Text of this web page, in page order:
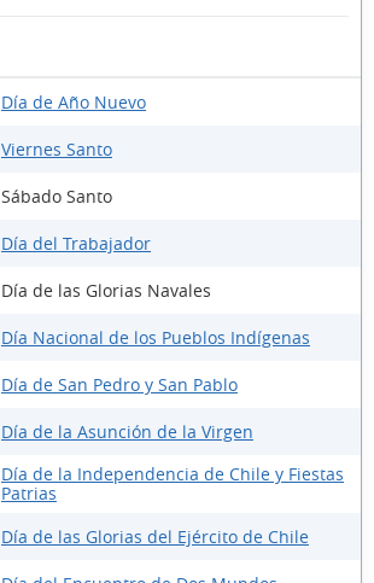
Día de Año Nuevo
Viernes Santo
Sábado Santo
Día del Trabajador
Día de las Glorias Navales
Día Nacional de los Pueblos Indígenas
Día de San Pedro y San Pablo
Día de la Asunción de la Virgen
Día de la Independencia de Chile y Fiestas
Patrias
Día de las Glorias del Ejército de Chile